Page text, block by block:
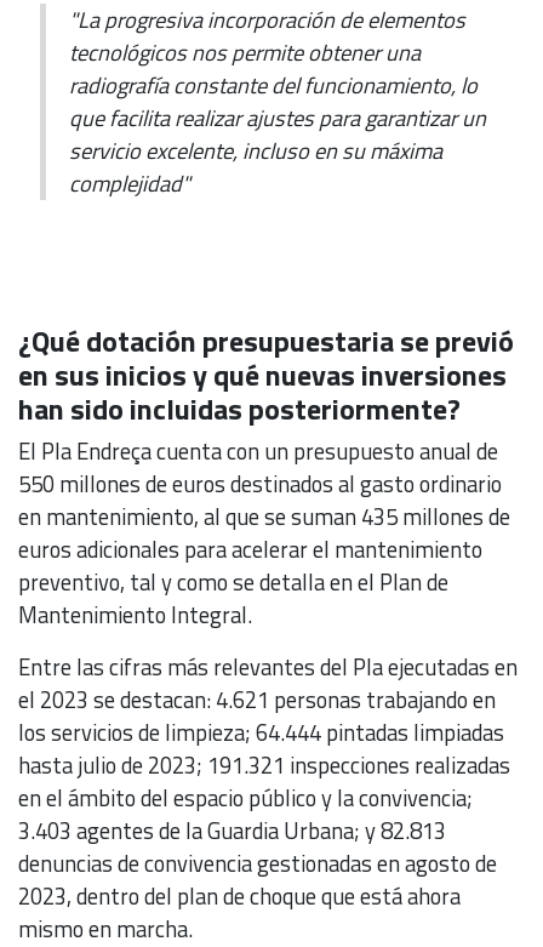
"La progresiva incorporación de elementos
tecnológicos nos permite obtener una
radiografía constante del funcionamiento, lo
que facilita realizar ajustes para garantizar un
servicio excelente, incluso en su máxima
complejidad"
¿Qué dotación presupuestaria se previó
en sus inicios y qué nuevas inversiones
han sido incluidas posteriormente?
El Pla Endreça cuenta con un presupuesto anual de
550 millones de euros destinados al gasto ordinario
en mantenimiento, al que se suman 435 millones de
euros adicionales para acelerar el mantenimiento
preventivo, tal y como se detalla en el Plan de
Mantenimiento Integral.
Entre las cifras más relevantes del Pla ejecutadas en
el 2023 se destacan: 4.621 personas trabajando en
los servicios de limpieza; 64.444 pintadas limpiadas
hasta julio de 2023; 191.321 inspecciones realizadas
en el ámbito del espacio público y la convivencia;
3.403 agentes de la Guardia Urbana; y 82.813
denuncias de convivencia gestionadas en agosto de
2023, dentro del plan de choque que está ahora
mismo en marcha.